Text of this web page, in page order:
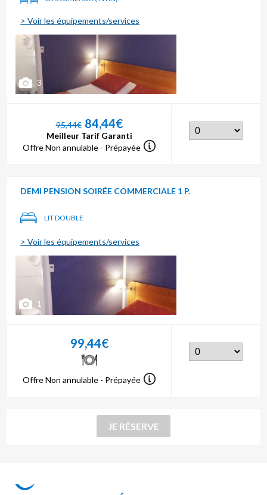
> Voir les équipements/services
3
95,44€ 84,44€
Meilleur Tarif Garanti
Offre Non annulable - Prépayée
DEMI PENSION SOIRÉE COMMERCIALE 1 P.
LIT DOUBLE
> Voir les équipements/services
1
99,44€
Offre Non annulable - Prépayée